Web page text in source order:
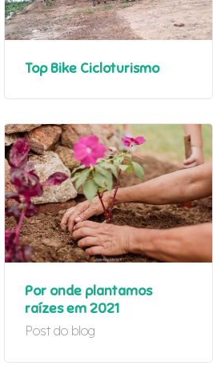
Top Bike Cicloturismo
Por onde plantamos
raízes em 2021
Post do blog